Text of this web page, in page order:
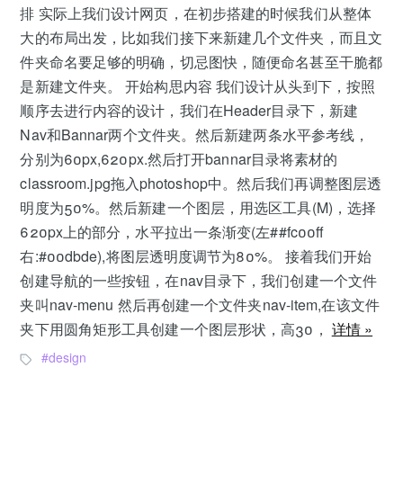
排 实际上我们设计网页，在初步搭建的时候我们从整体
大的布局出发，比如我们接下来新建几个文件夹，而且文
件夹命名要足够的明确，切忌图快，随便命名甚至干脆都
是新建文件夹。 开始构思内容 我们设计从头到下，按照
顺序去进行内容的设计，我们在Header目录下，新建
Nav和Bannar两个文件夹。然后新建两条水平参考线，
分别为60px,620px.然后打开bannar目录将素材的
classroom.jpg拖入photoshop中。然后我们再调整图层透
明度为50%。然后新建一个图层，用选区工具(M)，选择
620px上的部分，水平拉出一条渐变(左##fc00ff
右:#00dbde),将图层透明度调节为80%。 接着我们开始
创建导航的一些按钮，在nav目录下，我们创建一个文件
夹叫nav-menu 然后再创建一个文件夹nav-item,在该文件
夹下用圆角矩形工具创建一个图层形状，高30， 详情 »
design